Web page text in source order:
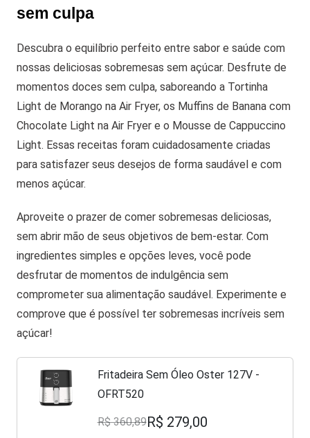
sem culpa
Descubra o equilíbrio perfeito entre sabor e saúde com
nossas deliciosas sobremesas sem açúcar. Desfrute de
momentos doces sem culpa, saboreando a Tortinha
Light de Morango na Air Fryer, os Muffins de Banana com
Chocolate Light na Air Fryer e o Mousse de Cappuccino
Light. Essas receitas foram cuidadosamente criadas
para satisfazer seus desejos de forma saudável e com
menos açúcar.
Aproveite o prazer de comer sobremesas deliciosas,
sem abrir mão de seus objetivos de bem-estar. Com
ingredientes simples e opções leves, você pode
desfrutar de momentos de indulgência sem
comprometer sua alimentação saudável. Experimente e
comprove que é possível ter sobremesas incríveis sem
açúcar!
Fritadeira Sem Óleo Oster 127V -
OFRT520
R$ 360,89R$ 279,00